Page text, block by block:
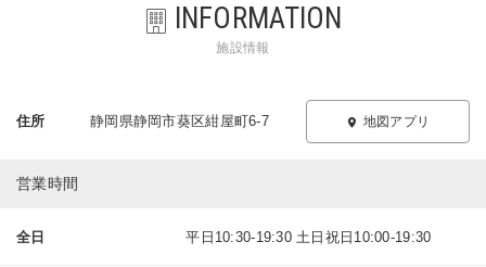
INFORMATION
施設情報
住所 静岡県静岡市葵区紺屋町6-7 地図アプリ
営業時間
全日 平日10:30-19:30 土日祝日10:00-19:30